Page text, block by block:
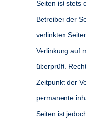
Seiten ist stets
Betreiber der
verlinkten
Verlinkung auf
überprüft.
Zeitpunkt der
permanente
Seiten ist